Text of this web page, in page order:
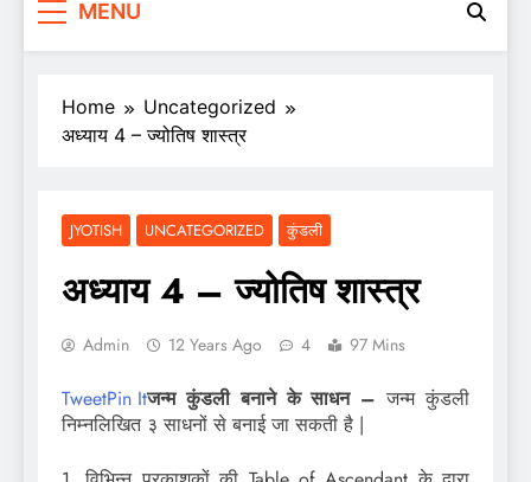
MENU
Home
Uncategorized
अध्याय 4 – ज्योतिष शास्त्र
JYOTISH UNCATEGORIZED कुंडली
अध्याय 4 – ज्योतिष शास्त्र
Admin 12 Years Ago 4 97 Mins
TweetPin Itजन्म कुंडली बनाने के साधन – जन्म कुंडली
निम्नलिखित ३ साधनों से बनाई जा सकती है |